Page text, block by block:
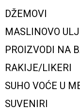
DŽEMOVI
MASLINOVO
PROIZVODI NA
RAKIJE/LIKERI
SUHO VOĆE U
SUVENIRI